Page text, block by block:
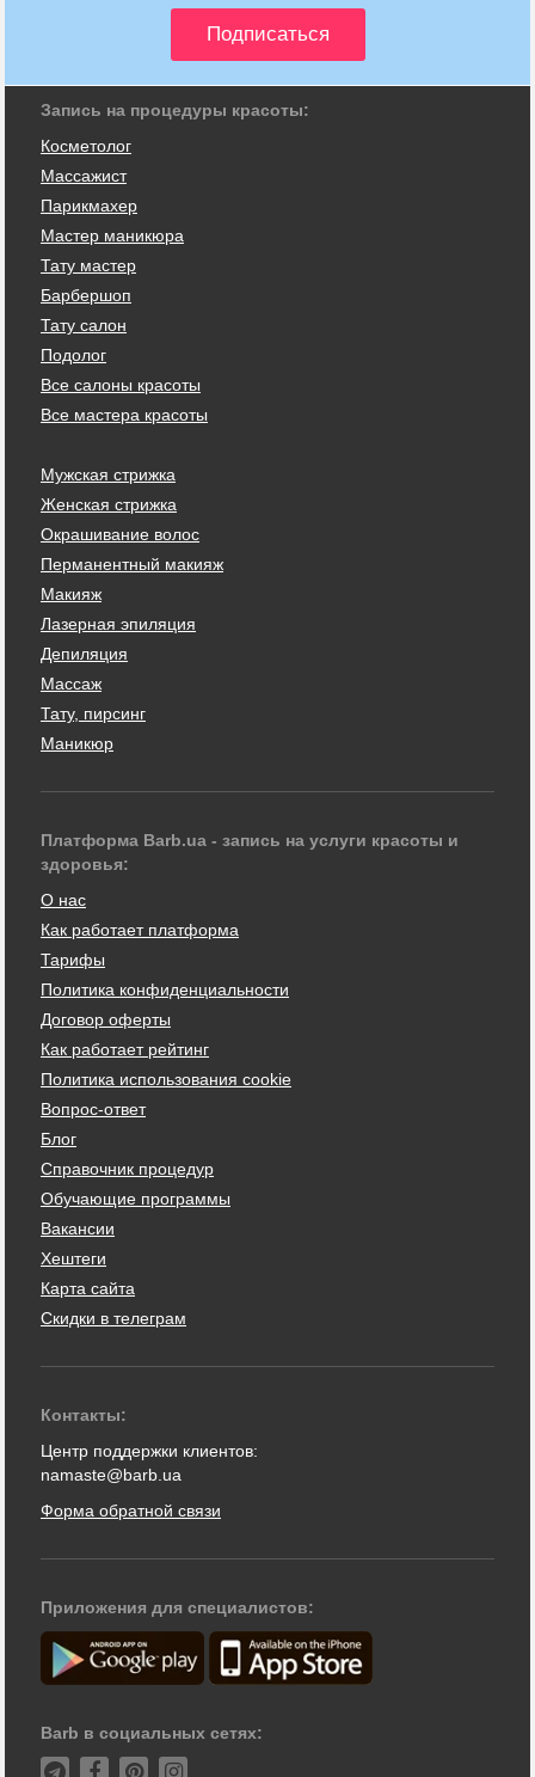
Запись на процедуры красоты:
Косметолог
Массажист
Парикмахер
Мастер маникюра
Тату мастер
Барбершоп
Тату салон
Подолог
Все салоны красоты
Все мастера красоты
Мужская стрижка
Женская стрижка
Окрашивание волос
Перманентный макияж
Макияж
Лазерная эпиляция
Депиляция
Массаж
Тату, пирсинг
Маникюр
Платформа Barb.ua - запись на услуги красоты и
здоровья:
О нас
Как работает платформа
Тарифы
Политика конфиденциальности
Договор оферты
Как работает рейтинг
Политика использования cookie
Вопрос-ответ
Блог
Справочник процедур
Обучающие программы
Вакансии
Хештеги
Карта сайта
Скидки в телеграм
Контакты:
Центр поддержки клиентов:
namaste@barb.ua
Форма обратной связи
Приложения для специалистов:
Barb в социальных сетях: